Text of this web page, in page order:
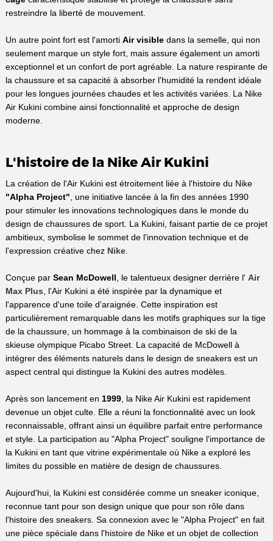
restreindre la liberté de mouvement.
Un autre point fort est l'amorti Air visibledans la semelle, qui non
seulement marque un style fort, mais assure également un amorti
exceptionnel et un confort de port agréable. La nature respirante de
la chaussure et sa capacité à absorber l'humidité la rendent idéale
pour les longues journées chaudes et les activités variées. La Nike
Air Kukini combine ainsi fonctionnalité et approche de design
moderne.
L'histoire de la Nike Air Kukini
La création de l'Air Kukini est étroitement liée à l'histoire du Nike
"Alpha Project", une initiative lancée à la fin des années 1990
pour stimuler les innovations technologiques dans le monde du
design de chaussures de sport. La Kukini, faisant partie de ce projet
ambitieux, symbolise le sommet de l'innovation technique et de
l'expression créative chez Nike.
Conçue par Sean McDowell, le talentueux designer derrière l' Air
Max Plus, l'Air Kukini a été inspirée par la dynamique et
l'apparence d'une toile d'araignée. Cette inspiration est
particulièrement remarquable dans les motifs graphiques sur la tige
de la chaussure, un hommage à la combinaison de ski de la
skieuse olympique Picabo Street. La capacité de McDowell à
intégrer des éléments naturels dans le design de sneakers est un
aspect central qui distingue la Kukini des autres modèles.
Après son lancement en 1999, la Nike Air Kukini est rapidement
devenue un objet culte. Elle a réuni la fonctionnalité avec un look
reconnaissable, offrant ainsi un équilibre parfait entre performance
et style. La participation au "Alpha Project" souligne l'importance de
la Kukini en tant que vitrine expérimentale où Nike a exploré les
limites du possible en matière de design de chaussures.
Aujourd'hui, la Kukini est considérée comme un sneaker iconique,
reconnue tant pour son design unique que pour son rôle dans
l'histoire des sneakers. Sa connexion avec le "Alpha Project" en fait
une pièce spéciale dans l'histoire de Nike et un objet de collection